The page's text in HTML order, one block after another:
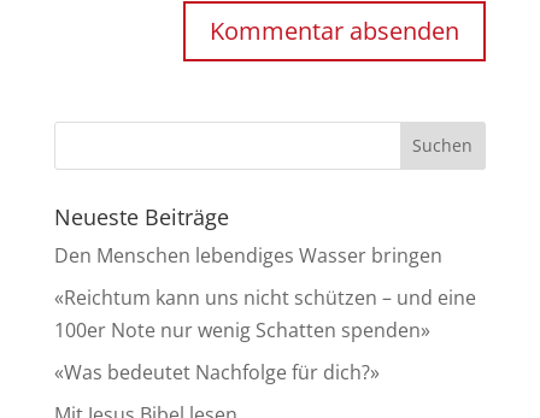
Neueste Beiträge
Den Menschen lebendiges Wasser bringen
«Reichtum kann uns nicht schützen – und eine
100er Note nur wenig Schatten spenden»
«Was bedeutet Nachfolge für dich?»